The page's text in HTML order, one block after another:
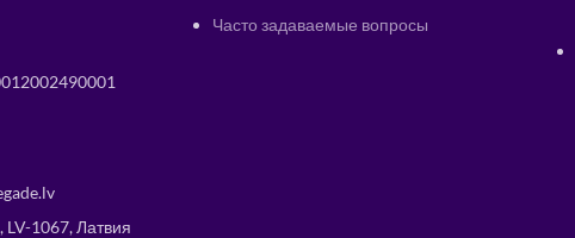
LV-1067, Латвия
Часто задаваемые вопросы